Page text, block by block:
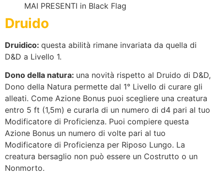
MAI PRESENTI in Black Flag
Druido
Druidico: questa abilità rimane invariata da quella di
D&D a Livello 1.
Dono della natura: una novità rispetto al Druido di D&D,
Dono della Natura permette dal 1° Livello di curare gli
alleati. Come Azione Bonus puoi scegliere una creatura
entro 5 ft (1,5m) e curarla di un numero di d4 pari al tuo
Modificatore di Proficienza. Puoi compiere questa
Azione Bonus un numero di volte pari al tuo
Modificatore di Proficienza per Riposo Lungo. La
creatura bersaglio non può essere un Costrutto o un
Nonmorto.